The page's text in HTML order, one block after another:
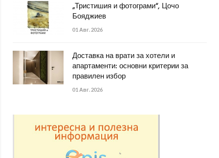
„Тристишия и фотограми“, Цочо
Бояджиев
01 Авг. 2026
Доставка на врати за хотели и
апартаменти: основни критерии за
правилен избор
01 Авг. 2026